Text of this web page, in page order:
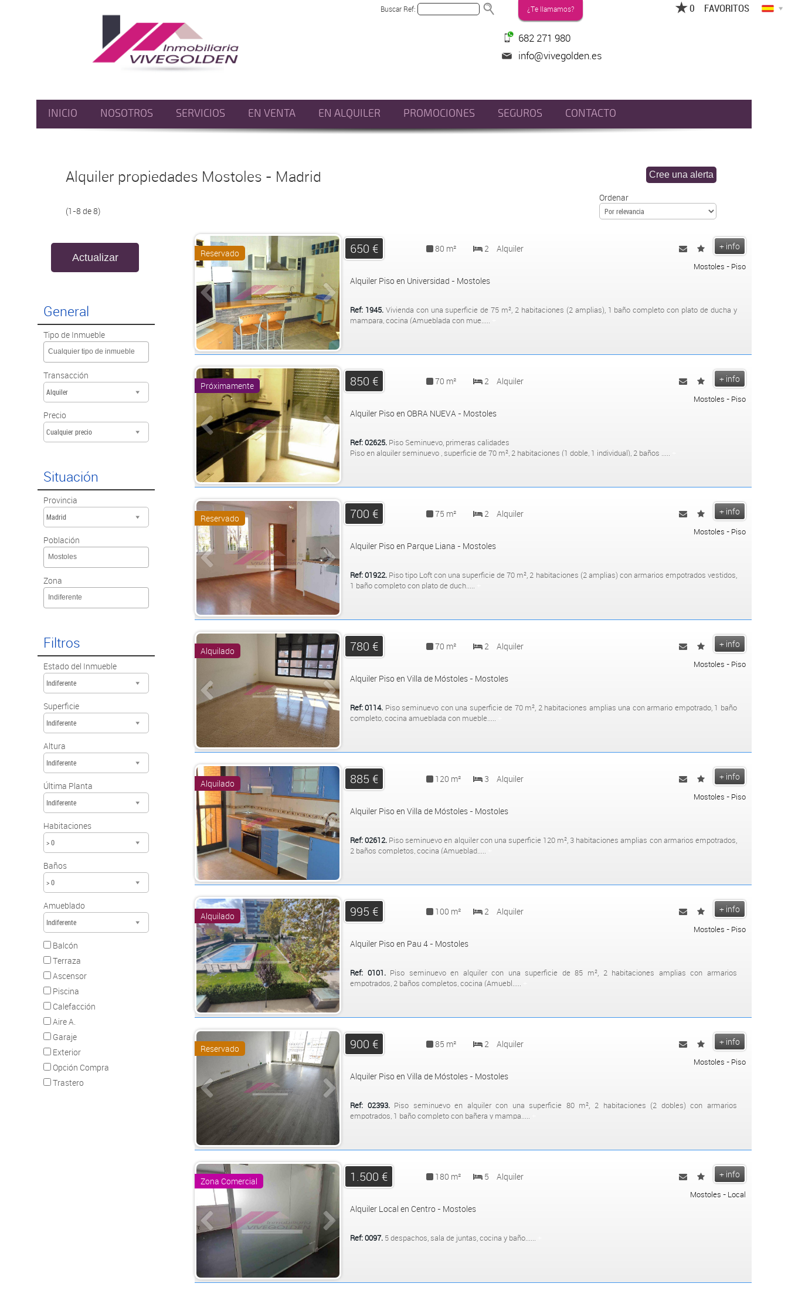
FAVORITOS
¿Te llamamos?
Buscar Ref:
info@vivegolden.es
682 271 980
INICIO NOSOTROS SERVICIOS EN VENTA EN ALQUILER PROMOCIONES SEGUROS CONTACTO
Alquiler propiedades Mostoles - Madrid
(1-8 de 8)
Ordenar
Reservado 650 € 80 m² 2 Alquiler + info
Alquiler Piso en Universidad - Mostoles
Mostoles - Piso
Ref: 1945.Vivienda con una superficie de 75 m², 2 habitaciones (2 amplias), 1 baño completo con plato de ducha y
mampara, cocina (Amueblada con mue.....
Próximamente 850 € 70 m² 2 Alquiler + info
Alquiler Piso en OBRA NUEVA - Mostoles
Mostoles - Piso
Ref: 02625. Piso Seminuevo, primeras calidades
Piso en alquiler seminuevo , superficie de 70 m², 2 habitaciones (1 doble, 1 individual), 2 baños .....
Reservado 700 € 75 m² 2 Alquiler + info
Alquiler Piso en Parque Liana - Mostoles
Mostoles - Piso
Ref: 01922. Piso tipo Loft con una superficie de 70 m², 2 habitaciones (2 amplias) con armarios empotrados vestidos,
1 baño completo con plato de duch.....
Alquilado 780 € 70 m² 2 Alquiler + info
Alquiler Piso en Villa de Móstoles - Mostoles
Mostoles - Piso
Ref: 0114. Piso seminuevo con una superficie de 70 m², 2 habitaciones amplias una con armario empotrado, 1 baño
completo, cocina amueblada con mueble.....
Alquilado 885 € 120 m² 3 Alquiler + info
Alquiler Piso en Villa de Móstoles - Mostoles
Mostoles - Piso
Ref: 02612. Piso seminuevo en alquiler con una superficie 120 m², 3 habitaciones amplias con armarios empotrados,
2 baños completos, cocina (Amueblad.....
Alquilado 995 € 100 m² 2 Alquiler + info
Alquiler Piso en Pau 4 - Mostoles
Mostoles - Piso
Ref: 0101.Piso seminuevo en alquiler con una superficie de 85 m², 2 habitaciones amplias con armarios
empotrados, 2 baños completos, cocina (Amuebl.....
Reservado 900 € 85 m² 2 Alquiler + info
Alquiler Piso en Villa de Móstoles - Mostoles
Mostoles - Piso
Ref: 02393.Piso seminuevo en alquiler con una superficie 80 m², 2 habitaciones (2 dobles) con armarios
empotrados, 1 baño completo con bañera y mampa.....
Zona Comercial 1.500 € 180 m² 5 Alquiler + info
Alquiler Local en Centro - Mostoles
Mostoles - Local
Ref: 0097. 5 despachos, sala de juntas, cocina y baño......
General
Tipo de Inmueble
Cualquier tipo de inmueble
Transacción
Alquiler
Precio
Cualquier precio
Situación
Provincia
Madrid
Población
Mostoles
Zona
Indiferente
Filtros
Estado del Inmueble
Indiferente
Superficie
Indiferente
Altura
Indiferente
Última Planta
Indiferente
Habitaciones
> 0
Baños
> 0
Amueblado
Indiferente
Balcón
Terraza
Ascensor
Piscina
Calefacción
Aire A.
Garaje
Exterior
Opción Compra
Trastero